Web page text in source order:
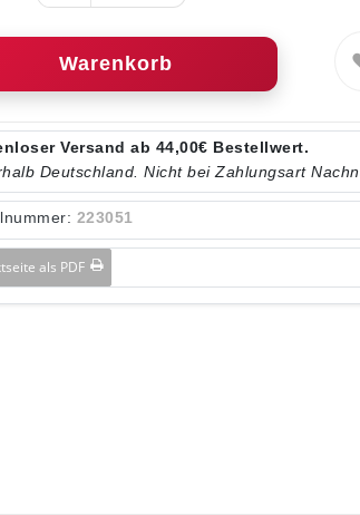
Warenkorb
Versand ab 44,00€ Bestellwert.
Deutschland. Nicht bei Zahlungsart
223051
als PDF